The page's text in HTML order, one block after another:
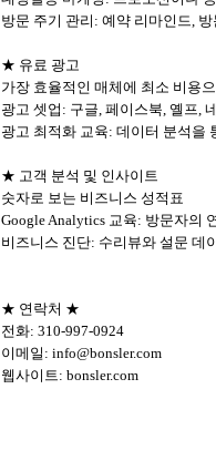
방문 주기 관리: 예약 리마인드,
★ 유료 광고
가장 효율적인 매체에 최소 비용
광고 셋업: 구글, 페이스북, 옐프,
광고 최적화 교육: 데이터 분석을
★ 고객 분석 및 인사이트
숫자로 보는 비즈니스 성적표
Google Analytics 교육: 방문자의
비즈니스 진단: 수리뷰와 설문 데
★ 연락처 ★
전화: 310-997-0924
이메일: info@bonsler.com
웹사이트: bonsler.com